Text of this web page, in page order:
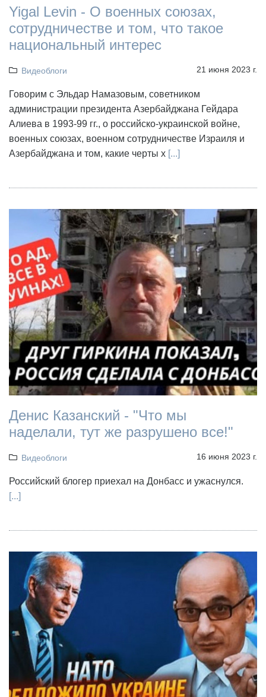
Yigal Levin - О военных союзах,
сотрудничестве и том, что такое
национальный интерес
Видеоблоги 21 июня 2023 г.
Говорим с Эльдар Намазовым, советником
администрации президента Азербайджана Гейдара
Алиева в 1993-99 гг., о российско-украинской войне,
военных союзах, военном сотрудничестве Израиля и
Азербайджана и том, какие черты х [...]
Денис Казанский - "Что мы
наделали, тут же разрушено все!"
Видеоблоги 16 июня 2023 г.
Российский блогер приехал на Донбасс и ужаснулся.
[...]